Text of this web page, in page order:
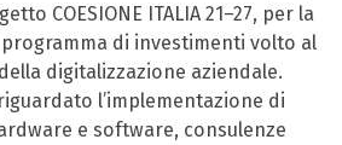
COESIONE ITALIA 21–27, per la
di investimenti volto al
digitalizzazione aziendale.
l’implementazione di
e software, consulenze